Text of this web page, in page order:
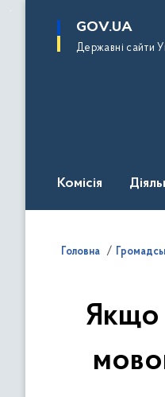
основного
GOV.UA
Державні сайти
Комісія
Головна
Якщо